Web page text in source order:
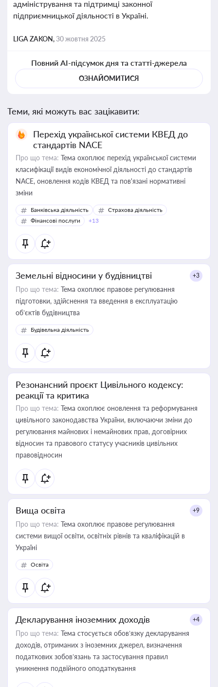
адміністрування та підтримці законної
підприємницької діяльності в Україні.
LIGA ZAKON,30 жовтня 2025
Повний AI-підсумок дня та статті-джерела
ОЗНАЙОМИТИСЯ
Теми, які можуть вас зацікавити:
Перехід української системи КВЕД до
стандартів NACE
Про що тема: Тема охоплює перехід української системи
класифікації видів економічної діяльності до стандартів
NACE, оновлення кодів КВЕД та пов'язані нормативні
зміни
Банківська діяльність
Страхова діяльність
Фінансові послуги
+13
Земельні відносини у будівництві +3
Про що тема: Тема охоплює правове регулювання
підготовки, здійснення та введення в експлуатацію
об’єктів будівництва
Будівельна діяльність
Резонансний проєкт Цивільного кодексу:
реакції та критика
Про що тема: Тема охоплює оновлення та реформування
цивільного законодавства України, включаючи зміни до
регулювання майнових і немайнових прав, договірних
відносин та правового статусу учасників цивільних
правовідносин
Вища освіта +9
Про що тема: Тема охоплює правове регулювання
системи вищої освіти, освітніх рівнів та кваліфікацій в
Україні
Освіта
Декларування іноземних доходів +4
Про що тема: Тема стосується обов’язку декларування
доходів, отриманих з іноземних джерел, визначення
податкових зобов’язань та застосування правил
уникнення подвійного оподаткування